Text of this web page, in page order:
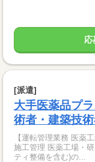
応
[派遣]
大手医薬品プ
術者・建築技
【運転管理業務 医薬
施工管理 医薬工場・
ティ整備を含む)の...